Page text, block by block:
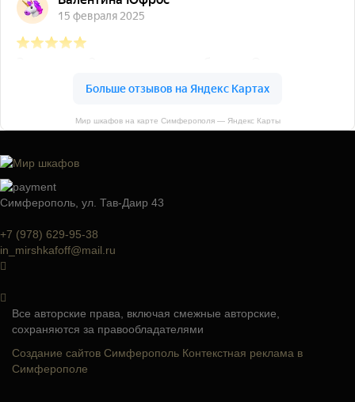
Мир шкафов на карте Симферополя — Яндекс Карты
Симферополь, ул. Тав-Даир 43
+7 (978) 629-95-38
in_mirshkafoff@mail.ru
Все авторские права, включая смежные авторские,
сохраняются за правообладателями
Создание сайтов Симферополь Контекстная реклама в
Симферополе